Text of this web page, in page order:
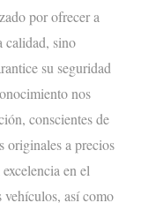
por ofrecer a
calidad, sino
su seguridad
nos
conscientes de
originales a precios
en el
vehículos, así como